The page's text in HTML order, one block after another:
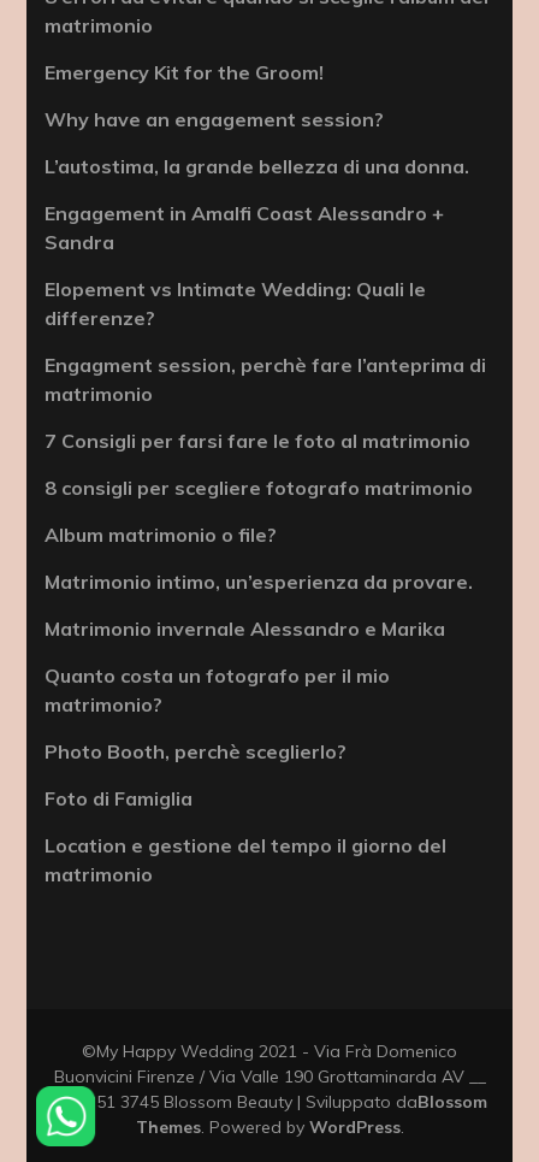
matrimonio
Emergency Kit for the Groom!
Why have an engagement session?
L’autostima, la grande bellezza di una donna.
Engagement in Amalfi Coast Alessandro +
Sandra
Elopement vs Intimate Wedding: Quali le
differenze?
Engagment session, perchè fare l’anteprima di
matrimonio
7 Consigli per farsi fare le foto al matrimonio
8 consigli per scegliere fotografo matrimonio
Album matrimonio o file?
Matrimonio intimo, un’esperienza da provare.
Matrimonio invernale Alessandro e Marika
Quanto costa un fotografo per il mio
matrimonio?
Photo Booth, perchè sceglierlo?
Foto di Famiglia
Location e gestione del tempo il giorno del
matrimonio
©My Happy Wedding 2021 - Via Frà Domenico
Buonvicini Firenze / Via Valle 190 Grottaminarda AV __
333 351 3745 Blossom Beauty | Sviluppato daBlossom
Themes. Powered by WordPress.